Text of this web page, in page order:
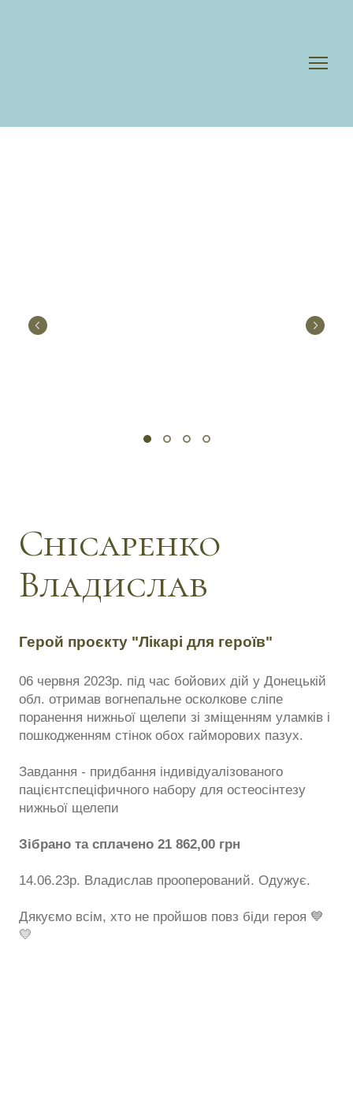
Снісаренко
Владислав
Герой проєкту "Лікарі для героїв"
06 червня 2023р. під час бойових дій у Донецькій
обл. отримав вогнепальне осколкове сліпе
поранення нижньої щелепи зі зміщенням уламків і
пошкодженням стінок обох гайморових пазух.
Завдання - придбання індивідуалізованого
пацієнтспеціфичного набору для остеосінтезу
нижньої щелепи
Зібрано та сплачено 21 862,00 грн
14.06.23р. Владислав прооперований. Одужує.
Дякуємо всім, хто не пройшов повз біди героя 💙
💛